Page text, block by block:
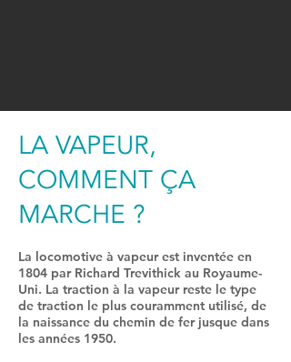
LA VAPEUR,
COMMENT ÇA
MARCHE ?
La locomotive à vapeur est inventée en
1804 par Richard Trevithick au Royaume-
Uni. La traction à la vapeur reste le type
de traction le plus couramment utilisé, de
la naissance du chemin de fer jusque dans
les années 1950.